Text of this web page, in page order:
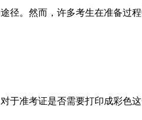
径。然而，许多考生在准备过
于准考证是否需要打印成彩色